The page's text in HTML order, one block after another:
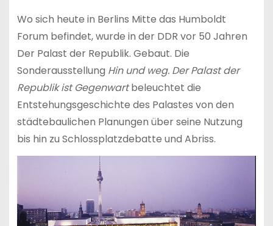
Wo sich heute in Berlins Mitte das Humboldt
Forum befindet, wurde in der DDR vor 50 Jahren
Der Palast der Republik. Gebaut. Die
Sonderausstellung Hin und weg. Der Palast der
Republik ist Gegenwartbeleuchtet die
Entstehungsgeschichte des Palastes von den
städtebaulichen Planungen über seine Nutzung
bis hin zu Schlossplatzdebatte und Abriss.